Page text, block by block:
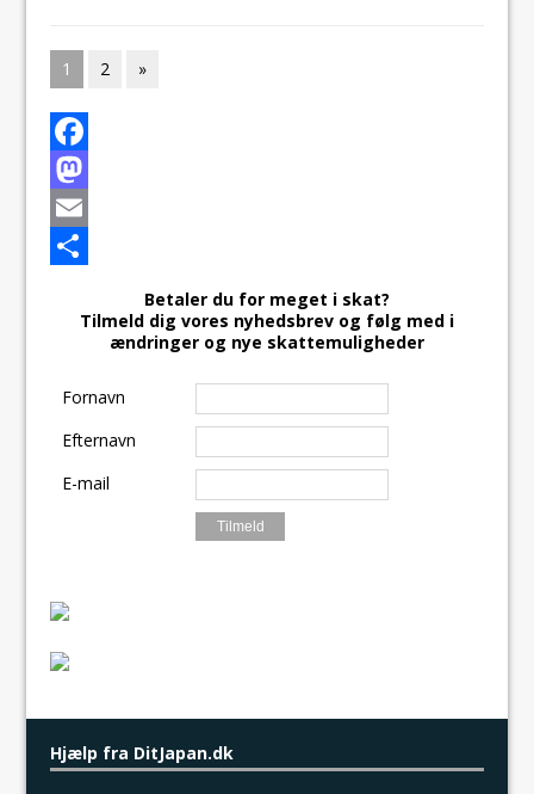
1 2 »
F
a
c
M
aE
Betaler du for meget i skat?
Tilmeld dig vores nyhedsbrev og følg med i
ændringer og nye skattemuligheder
Fornavn
Efternavn
E-mail
Hjælp fra DitJapan.dk